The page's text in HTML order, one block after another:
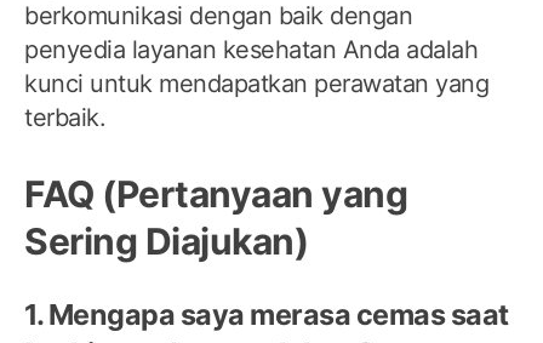
berkomunikasi dengan baik dengan
penyedia layanan kesehatan Anda adalah
kunci untuk mendapatkan perawatan yang
terbaik.
FAQ (Pertanyaan yang
Sering Diajukan)
1. Mengapa saya merasa cemas saat